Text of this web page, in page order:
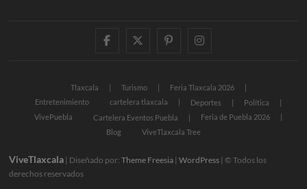
facebooktwitter
pinterestinstagram
Tlaxcala Turismo
Feria Tlaxcala 2026
Entretenimiento
cartelera tlaxcala Deportes
Política
VivePuebla
Cartelera Eventos Puebla
Feria de Puebla 2026
Blog
ViveTlaxcala Tree
ViveTlaxcala | Diseñado por:Theme Freesia |WordPress | © Todos los
derechos reservados